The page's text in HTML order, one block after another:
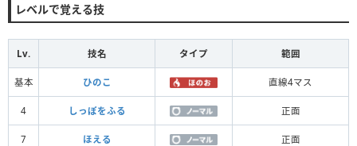
レベルで覚える技
Lv. 技名 タイプ 範囲
基本 ひのこ 直線4マス
4 しっぽをふる 正面
7 ほえる 正面